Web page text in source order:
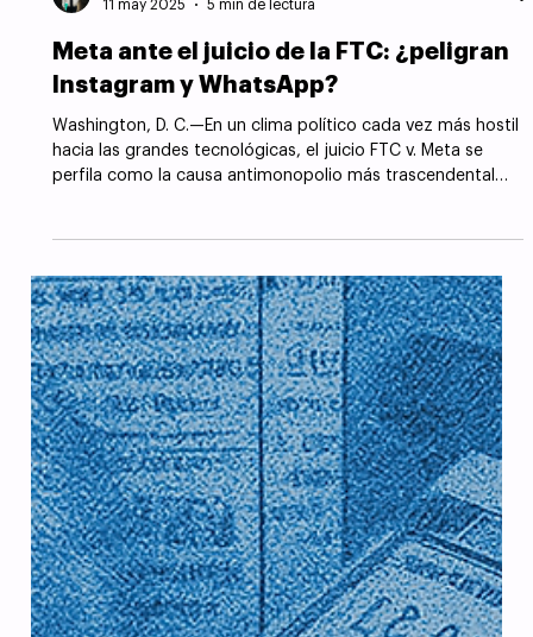
11 may 2025
5 min de lectura
Meta ante el juicio de la FTC: ¿peligran
Instagram y WhatsApp?
Washington, D. C.—En un clima político cada vez más hostil
desde que el gobierno estadounidense forzó la